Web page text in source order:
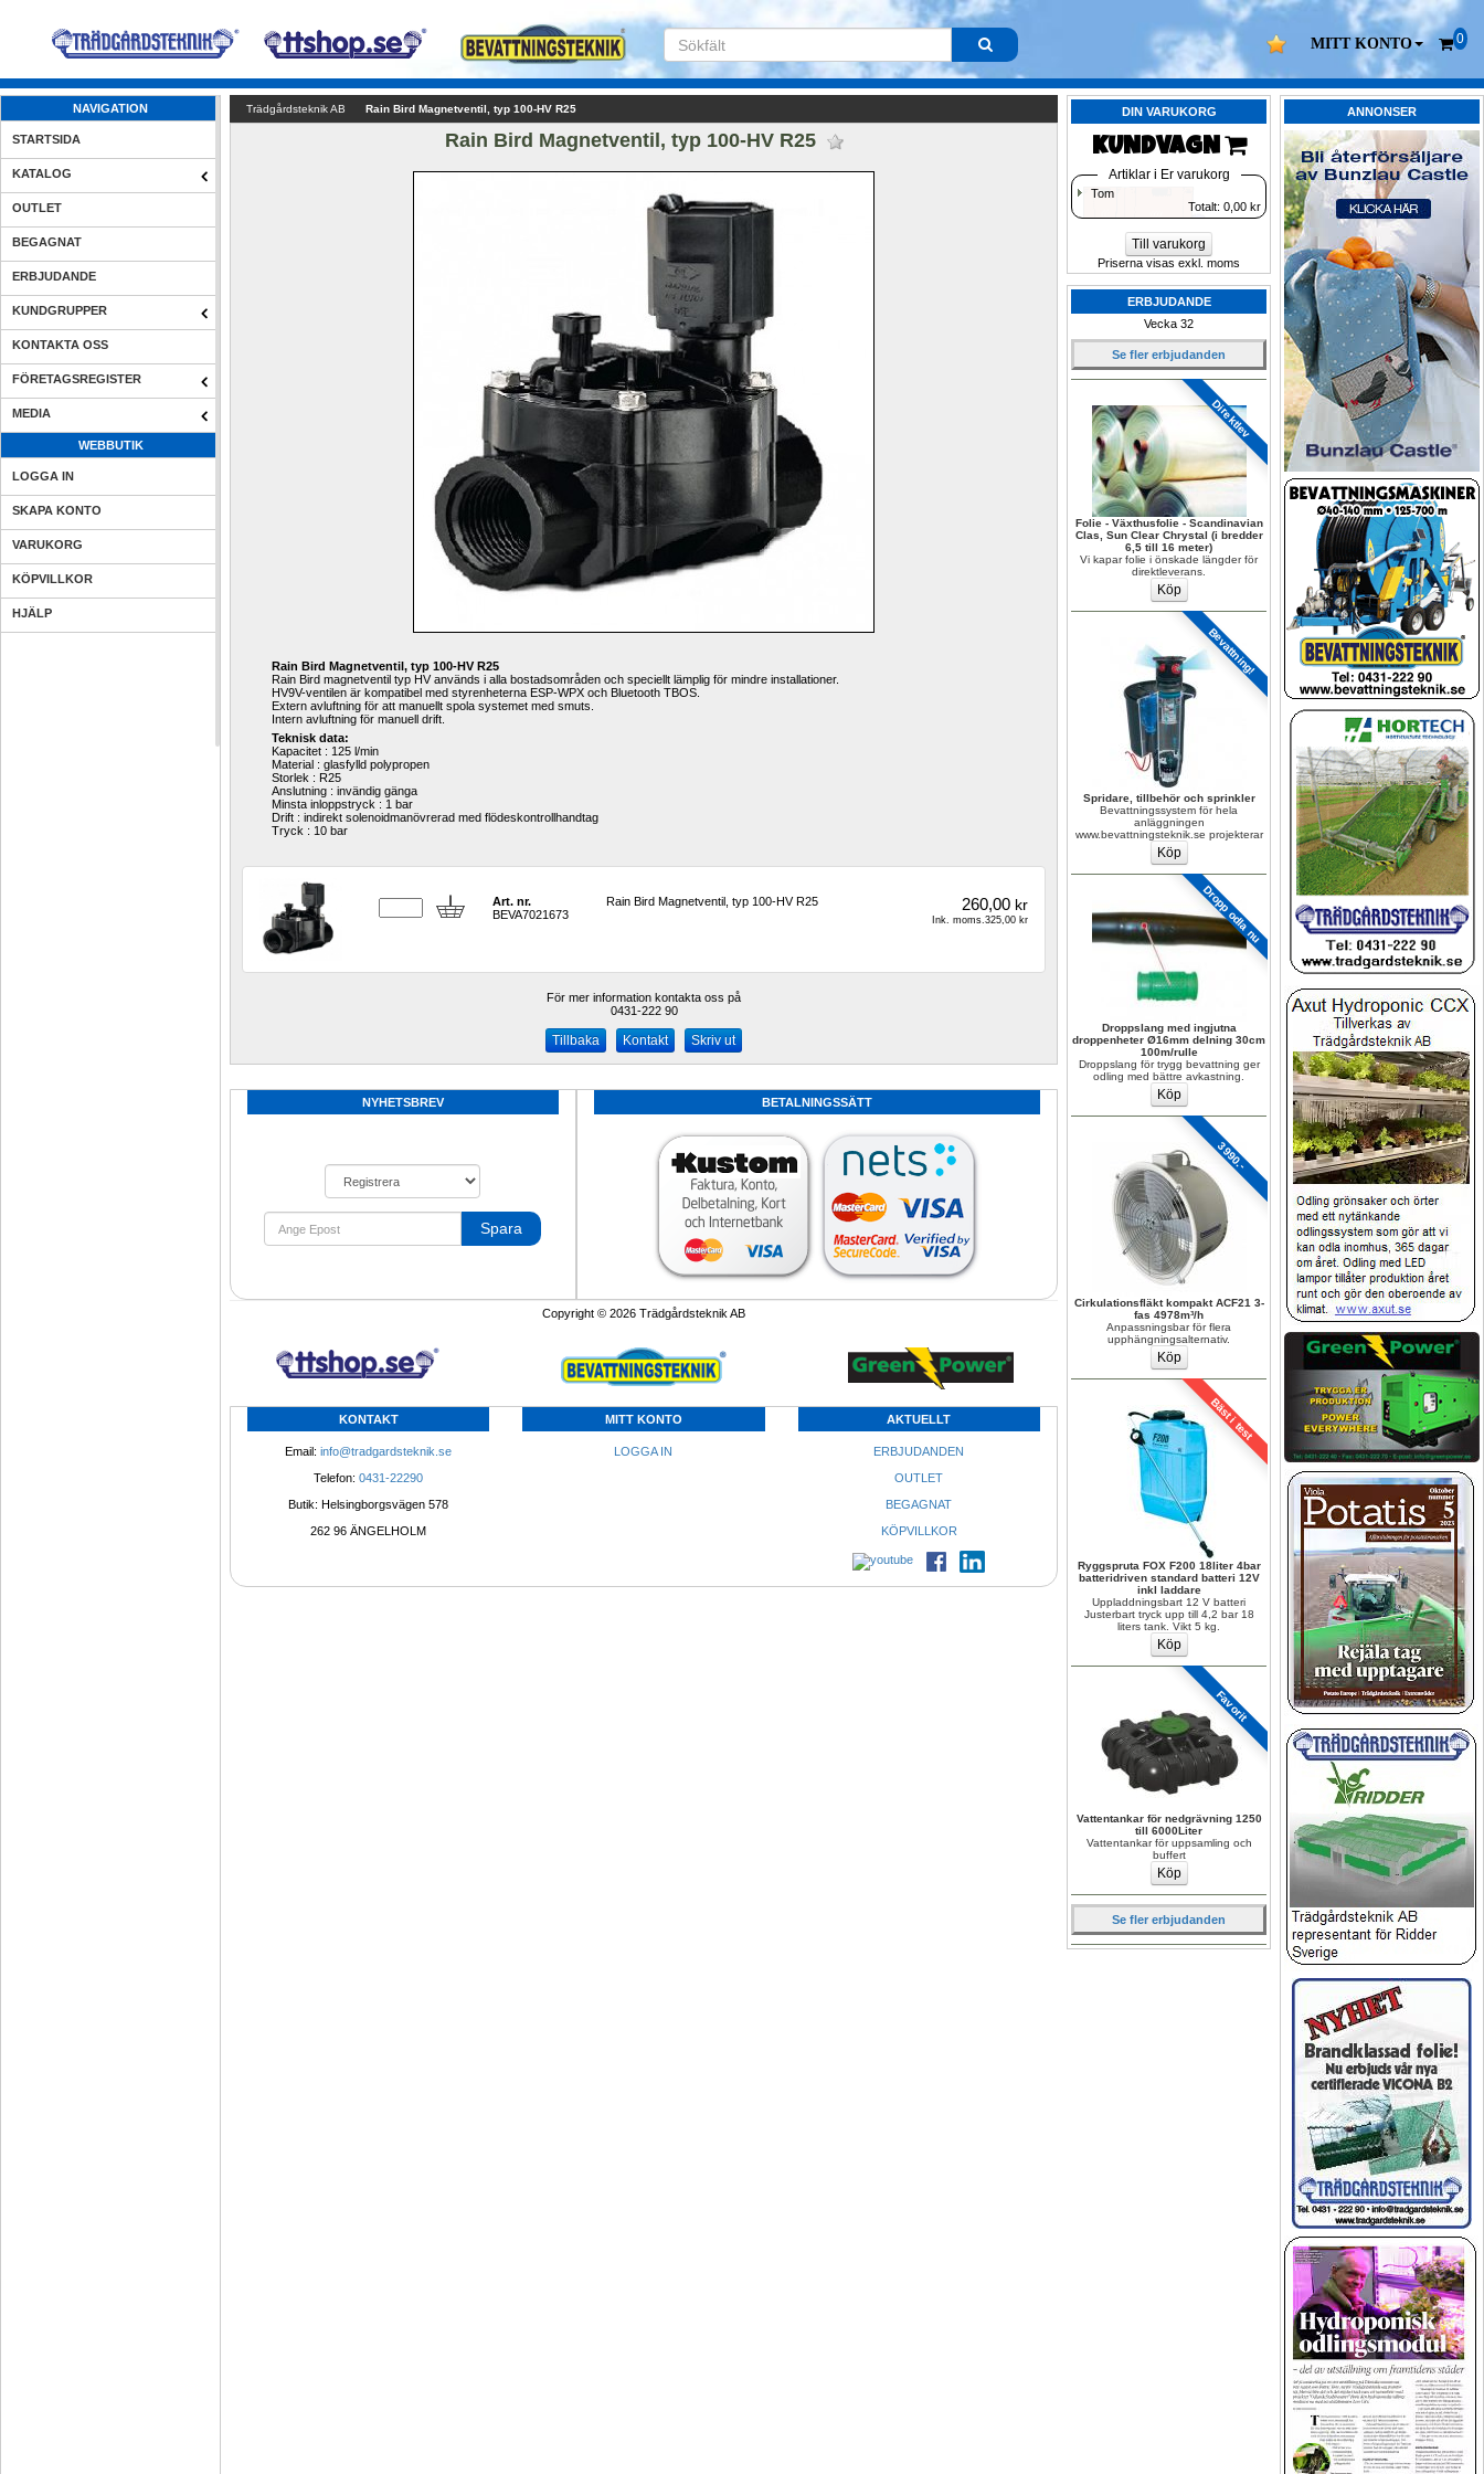
MITT KONTO 0
NAVIGATION
STARTSIDA
KATALOG
OUTLET
BEGAGNAT
ERBJUDANDE
KUNDGRUPPER
KONTAKTA OSS
FÖRETAGSREGISTER
MEDIA
WEBBUTIK
LOGGA IN
SKAPA KONTO
VARUKORG
KÖPVILLKOR
HJÄLP
ANNONSER
DIN VARUKORG
KUNDVAGN
Artiklar i Er varukorg
Tom
Totalt: 0,00 kr
Till varukorg
Priserna visas exkl. moms
ERBJUDANDE
Vecka 32
Se fler erbjudanden
Direktlev
Folie - Växthusfolie - Scandinavian
Clas, Sun Clear Chrystal (i bredder
6,5 till 16 meter)
Vi kapar folie i önskade längder för
direktleverans.
Bevattning!
Spridare, tillbehör och sprinkler
Bevattningssystem för hela
anläggningen
www.bevattningsteknik.se projekterar
Dropp odla nu
Droppslang med ingjutna
droppenheter Ø16mm delning 30cm
100m/rulle
Droppslang för trygg bevattning ger
odling med bättre avkastning.
3990.-
Cirkulationsfläkt kompakt ACF21 3-
fas 4978m³/h
Anpassningsbar för flera
upphängningsalternativ.
Bäst i test
Ryggspruta FOX F200 18liter 4bar
batteridriven standard batteri 12V
inkl laddare
Uppladdningsbart 12 V batteri
Justerbart tryck upp till 4,2 bar 18
liters tank. Vikt 5 kg.
Favorit
Vattentankar för nedgrävning 1250
till 6000Liter
Vattentankar för uppsamling och
buffert
Se fler erbjudanden
Trädgårdsteknik AB Rain Bird Magnetventil, typ 100-HV R25
Rain Bird Magnetventil, typ 100-HV R25
Rain Bird Magnetventil, typ 100-HV R25
Rain Bird magnetventil typ HV används i alla bostadsområden och speciellt lämplig för mindre installationer.
HV9V-ventilen är kompatibel med styrenheterna ESP-WPX och Bluetooth TBOS.
Extern avluftning för att manuellt spola systemet med smuts.
Intern avluftning för manuell drift.
Teknisk data:
Kapacitet : 125 l/min
Material : glasfylld polypropen
Storlek : R25
Anslutning : invändig gänga
Minsta inloppstryck : 1 bar
Drift : indirekt solenoidmanövrerad med flödeskontrollhandtag
Tryck : 10 bar
Art. nr.
BEVA7021673
Rain Bird Magnetventil, typ 100-HV R25 260,00kr
Ink. moms.325,00 kr
För mer information kontakta oss på
0431-222 90
Kontakt Skriv ut
NYHETSBREV
Spara
BETALNINGSSÄTT
Copyright © 2026 Trädgårdsteknik AB
KONTAKT
Email: info@tradgardsteknik.se
Telefon: 0431-22290
Butik: Helsingborgsvägen 578
262 96 ÄNGELHOLM
MITT KONTO
LOGGA IN
AKTUELLT
ERBJUDANDEN
OUTLET
BEGAGNAT
KÖPVILLKOR